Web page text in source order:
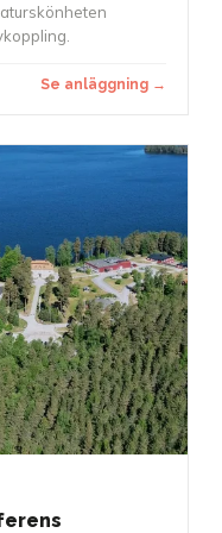
Se anläggning →